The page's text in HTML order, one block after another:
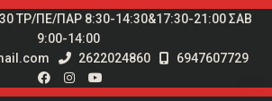
ΤΡ/ΠΕ/ΠΑΡ 8:30-14:30&17:30-21:00 ΣΑΒ
9:00-14:00
2622024860 6947607729